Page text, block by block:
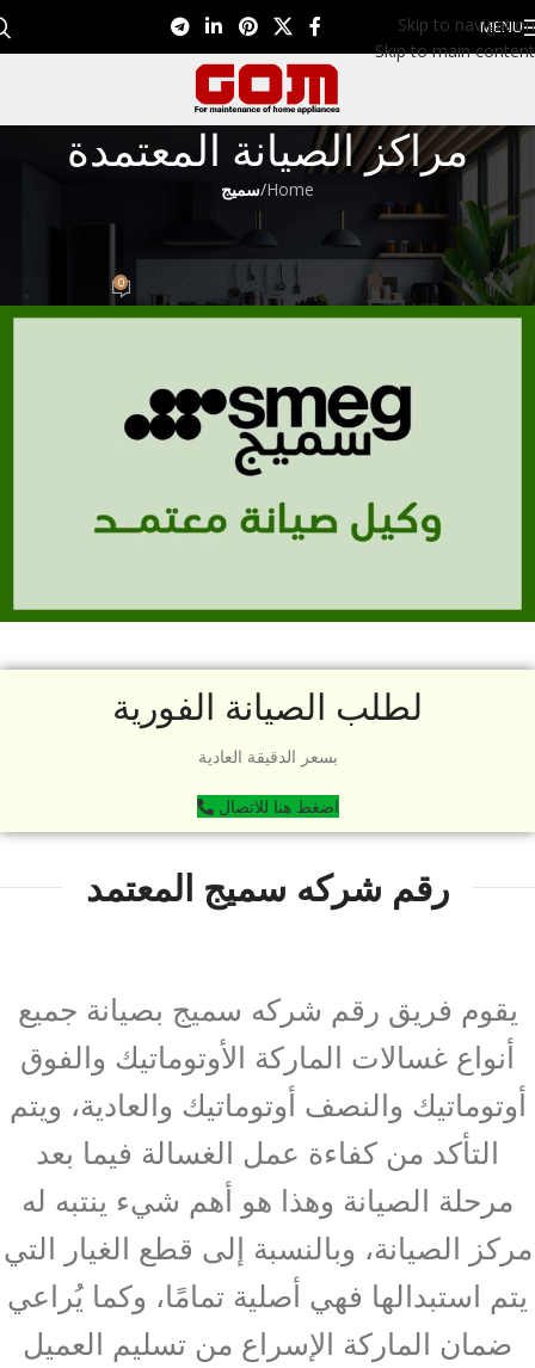
Skip to navigation
Skip to main content
MENU
مراكز الصيانة المعتمدة
Home
/سميج
سميج
رقم شركه سميج 01099948826
Eman EL NagarOn سبتمبر 14, 2022 0
لطلب الصيانة الفورية
بسعر الدقيقة العادية
اضغط هنا للاتصال
رقم شركه سميج المعتمد
يقوم فريق رقم شركه سميج بصيانة جميع
أنواع غسالات الماركة الأوتوماتيك والفوق
أوتوماتيك والنصف أوتوماتيك والعادية، ويتم
التأكد من كفاءة عمل الغسالة فيما بعد
مرحلة الصيانة وهذا هو أهم شيء ينتبه له
مركز الصيانة، وبالنسبة إلى قطع الغيار التي
يتم استبدالها فهي أصلية تمامًا، وكما يُراعي
ضمان الماركة الإسراع من تسليم العميل